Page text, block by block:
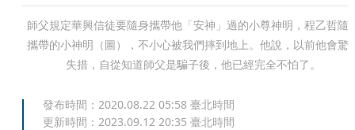
師父規定華興信徒要隨身攜帶他「安神」過的小尊神明，程乙哲隨
攜帶的小神明（圖），不小心被我們摔到地上。他說，以前他會驚
失措，自從知道師父是騙子後，他已經完全不怕了。
發布時間： 2020.08.22 05:58 臺北時間
更新時間： 2023.09.12 20:35 臺北時間